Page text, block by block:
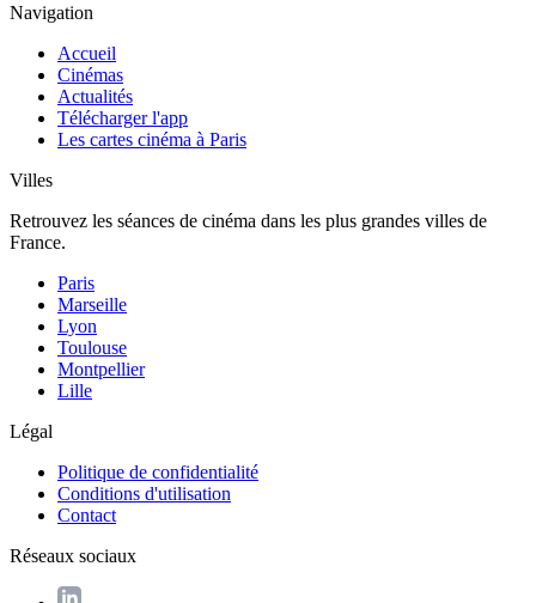
Navigation
Accueil
Cinémas
Actualités
Télécharger l'app
Les cartes cinéma à Paris
Villes
Retrouvez les séances de cinéma dans les plus grandes villes de
France.
Paris
Marseille
Lyon
Toulouse
Montpellier
Lille
Légal
Politique de confidentialité
Conditions d'utilisation
Contact
Réseaux sociaux